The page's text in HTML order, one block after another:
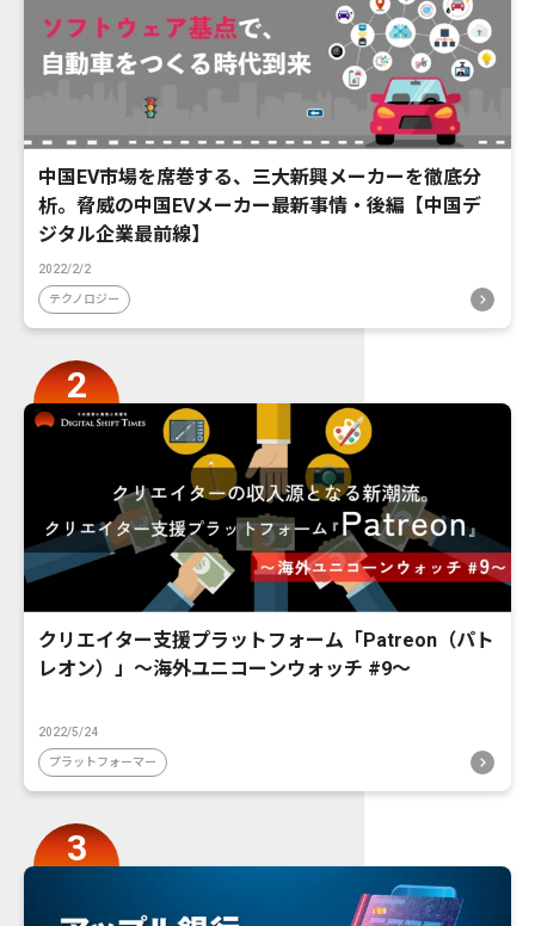
中国EV市場を席巻する、三大新興メーカーを徹底分
析。脅威の中国EVメーカー最新事情・後編【中国デ
ジタル企業最前線】
2022/2/2
テクノロジー
クリエイター支援プラットフォーム「Patreon（パト
レオン）」〜海外ユニコーンウォッチ #9〜
2022/5/24
プラットフォーマー